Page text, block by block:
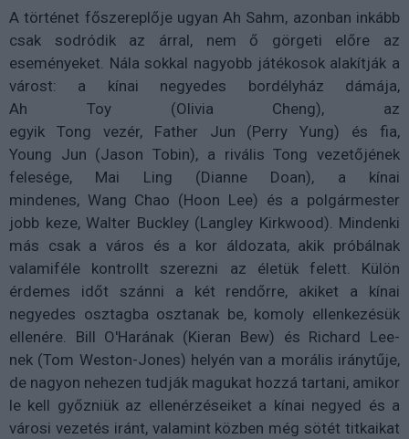
A történet főszereplője ugyan Ah Sahm, azonban inkább
csak sodródik az árral, nem ő görgeti előre az
eseményeket. Nála sokkal nagyobb játékosok alakítják a
várost: a kínai negyedes bordélyház dámája,
Ah Toy(Olivia Cheng), az
egyik Tong vezér, Father Jun (Perry Yung) és fia,
Young Jun (JasonTobin), a riválisTong vezetőjének
felesége, Mai Ling (Dianne Doan), a kínai
mindenes, Wang Chao (Hoon Lee) és a polgármester
jobb keze, Walter Buckley(Langley Kirkwood). Mindenki
más csak a város és a kor áldozata, akik próbálnak
valamiféle kontrollt szerezni az életük felett. Külön
érdemes időt szánni a két rendőrre, akiket a kínai
negyedes osztagba osztanak be, komoly ellenkezésük
ellenére. Bill O'Harának (Kieran Bew) és Richard Lee-
nek (Tom Weston-Jones) helyén van a morális iránytűje,
de nagyon nehezen tudják magukat hozzá tartani, amikor
le kell győzniük az ellenérzéseiket a kínai negyed és a
városi vezetés iránt, valamint közben még sötét titkaikat